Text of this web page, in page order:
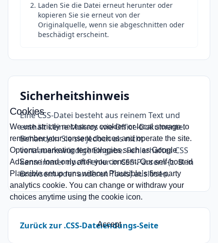
Laden Sie die Datei erneut herunter oder
kopieren Sie sie erneut von der
Originalquelle, wenn sie abgeschnitten oder
beschädigt erscheint.
Sicherheitshinweis
Eine CSS-Datei besteht aus reinem Text und
enthält keine Makros wie Office-Dokumente.
Behandeln Sie sie jedoch als nicht
vertrauenswürdige Eingabe: Fehlerhaftes CSS
kann immer noch Fehler in CSS-Parsern (z. B. in
Browsern oder anderen Tools) auslösen.
Zurück zur .CSS-Dateiendungs-Seite
Cookies
We use strictly necessary cookies or local storage to
remember your consent choices and operate the site.
Optional marketing technologies such as Google
AdSense load only after you consent. Our self-hosted
Plausible setup runs without Plausible’s first-party
analytics cookie. You can change or withdraw your
choices anytime using the cookie icon.
Accept